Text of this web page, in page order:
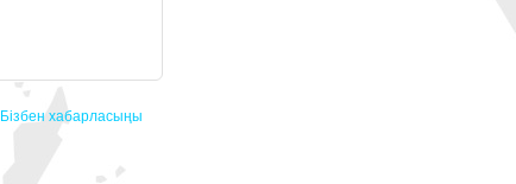
Бізбен хабарласыңы